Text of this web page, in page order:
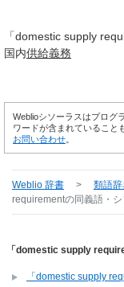
「domestic supply
国内供給義務
Weblioシソーラスはプログ
ワードが含まれていること
お問い合わせ
Weblio 辞書 > 類語
requirementの同義語・
「domestic supply
「domestic supply